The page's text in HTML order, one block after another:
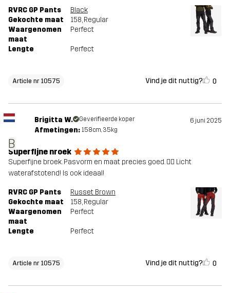
RVRC GP Pants
Black
Gekochte maat
158, Regular
Waargenomen
maat
Perfect
Lengte Perfect
Article nr 10575 Vind je dit nuttig? 0
B
Brigitta W. Geverifieerde koper 6 juni 2025
Afmetingen: 158cm, 35kg
Superfijne nroek
Superfijne broek. Pasvorm en maat precies goed. 👍🏻 Licht
waterafstotend! Is ook ideaal!
RVRC GP Pants
Russet Brown
Gekochte maat
158, Regular
Waargenomen
maat
Perfect
Lengte Perfect
Article nr 10575 Vind je dit nuttig? 0